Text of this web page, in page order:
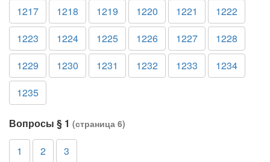
1217
1218 1219 1220 1221
1222
1223
1224 1225 1226 1227
1228
1229
1230 1231 1232 1233
1234
1235
Вопросы § 1 (страница 6)
1 2 3